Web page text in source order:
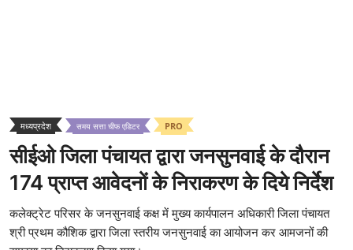
ऑटो
मनोरंजन
वीडियो
लाइफ स्टाइल
मध्यप्रदेश समय सत्ता चीफ एडिटर PRO
सीईओ जिला पंचायत द्वारा जनसुनवाई के दौरान
174 प्राप्‍त आवेदनों के निराकरण के दिये निर्देश
कलेक्‍ट्रेट परिसर के जनसुनवाई कक्ष में मुख्‍य कार्यपालन अधिकारी जिला पंचायत
श्री प्रथम कौशिक द्वारा जिला स्‍तरीय जनसुनवाई का आयोजन कर आमजनों की